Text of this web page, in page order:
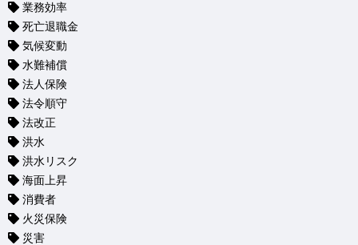
業務効率
死亡退職金
気候変動
水難補償
法人保険
法令順守
法改正
洪水
洪水リスク
海面上昇
消費者
火災保険
災害